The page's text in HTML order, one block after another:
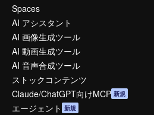
Spaces
AI アシスタント
AI 画像生成ツール
AI 動画生成ツール
AI 音声合成ツール
ストックコンテンツ
Claude/ChatGPT向けMCP 新規
エージェント 新規